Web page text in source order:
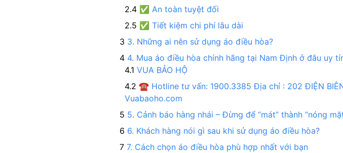
✅ An toàn tuyệt đối
✅ Tiết kiệm chi phí lâu dài
3. Những ai nên sử dụng áo điều hòa?
4. Mua áo điều hòa chính hãng tại Nam Định ở đâu uy
VUA BẢO HỘ
☎️ Hotline tư vấn: 1900.3385 Địa chỉ : 202 ĐIỆN
Vuabaoho.com
5. Cảnh báo hàng nhái – Đừng để “mát” thành “nóng
6. Khách hàng nói gì sau khi sử dụng áo điều hòa?
7. Cách chọn áo điều hòa phù hợp nhất với bạn